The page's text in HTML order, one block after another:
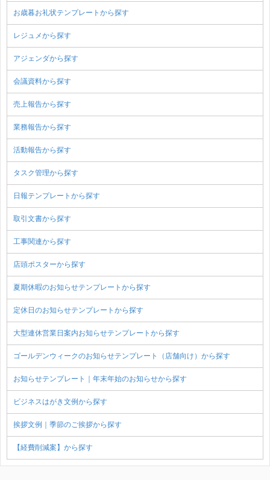
お歳暮お礼状テンプレートから探す
レジュメから探す
アジェンダから探す
会議資料から探す
売上報告から探す
業務報告から探す
活動報告から探す
タスク管理から探す
日報テンプレートから探す
取引文書から探す
工事関連から探す
店頭ポスターから探す
夏期休暇のお知らせテンプレートから探す
定休日のお知らせテンプレートから探す
大型連休営業日案内お知らせテンプレートから探す
ゴールデンウィークのお知らせテンプレート（店舗向け）から探す
お知らせテンプレート｜年末年始のお知らせから探す
ビジネスはがき文例から探す
挨拶文例｜季節のご挨拶から探す
【経費削減案】から探す